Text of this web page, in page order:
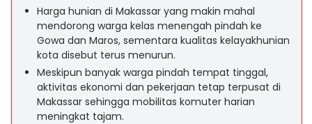
Harga hunian di Makassar yang makin mahal
mendorong warga kelas menengah pindah ke
Gowa dan Maros, sementara kualitas kelayakhunian
kota disebut terus menurun.
Meskipun banyak warga pindah tempat tinggal,
aktivitas ekonomi dan pekerjaan tetap terpusat di
Makassar sehingga mobilitas komuter harian
meningkat tajam.